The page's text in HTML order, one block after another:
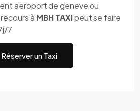
aeroport de geneve ou
à MBH TAXIpeut se faire
7
Réserver un Taxi